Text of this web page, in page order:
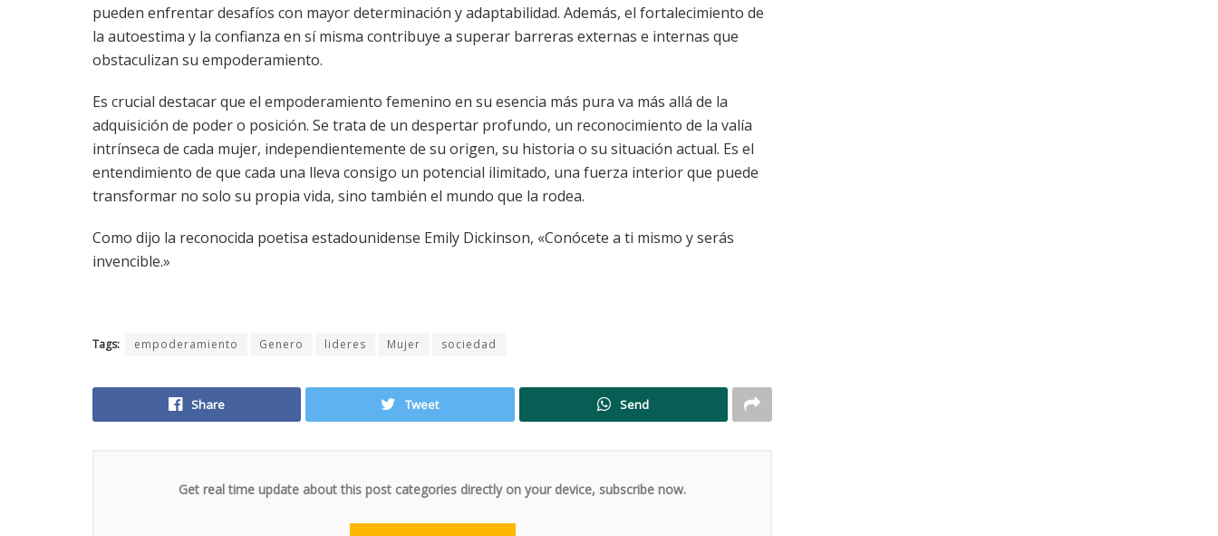
pueden enfrentar desafíos con mayor determinación y adaptabilidad. Además, el fortalecimiento de
la autoestima y la confianza en sí misma contribuye a superar barreras externas e internas que
obstaculizan su empoderamiento.
Es crucial destacar que el empoderamiento femenino en su esencia más pura va más allá de la
adquisición de poder o posición. Se trata de un despertar profundo, un reconocimiento de la valía
intrínseca de cada mujer, independientemente de su origen, su historia o su situación actual. Es el
entendimiento de que cada una lleva consigo un potencial ilimitado, una fuerza interior que puede
transformar no solo su propia vida, sino también el mundo que la rodea.
Como dijo la reconocida poetisa estadounidense Emily Dickinson, «Conócete a ti mismo y serás
invencible.»
Tags: empoderamiento Genero lideres Mujer sociedad
Share Tweet Send
Get real time update about this post categories directly on your device, subscribe now.